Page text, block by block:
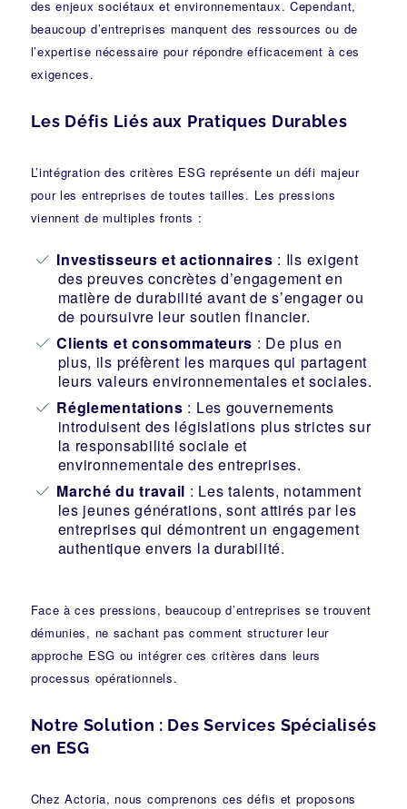
des enjeux sociétaux et environnementaux. Cependant,
beaucoup d’entreprises manquent des ressources ou de
l’expertise nécessaire pour répondre efficacement à ces
exigences.
Les Défis Liés aux Pratiques Durables
L’intégration des critères ESG représente un défi majeur
pour les entreprises de toutes tailles. Les pressions
viennent de multiples fronts :
Investisseurs et actionnaires : Ils exigent
des preuves concrètes d’engagement en
matière de durabilité avant de s’engager ou
de poursuivre leur soutien financier.
Clients et consommateurs : De plus en
plus, ils préfèrent les marques qui partagent
leurs valeurs environnementales et sociales.
Réglementations : Les gouvernements
introduisent des législations plus strictes sur
la responsabilité sociale et
environnementale des entreprises.
Marché du travail : Les talents, notamment
les jeunes générations, sont attirés par les
entreprises qui démontrent un engagement
authentique envers la durabilité.
Face à ces pressions, beaucoup d’entreprises se trouvent
démunies, ne sachant pas comment structurer leur
approche ESG ou intégrer ces critères dans leurs
processus opérationnels.
Notre Solution : Des Services Spécialisés
en ESG
Chez Actoria, nous comprenons ces défis et proposons